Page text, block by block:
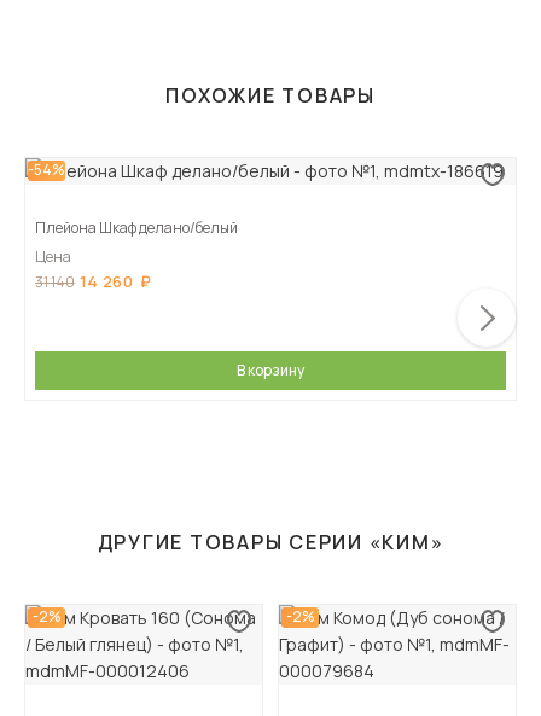
ПОХОЖИЕ ТОВАРЫ
-54%
Плейона Шкаф делано/белый
Цена
31 140 14 260
В корзину
ДРУГИЕ ТОВАРЫ СЕРИИ «КИМ»
-2% -2%